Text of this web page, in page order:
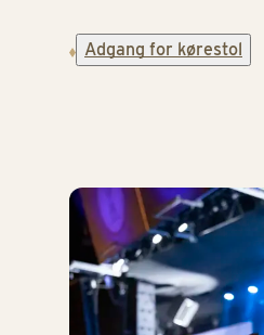
Adgang for kørestol